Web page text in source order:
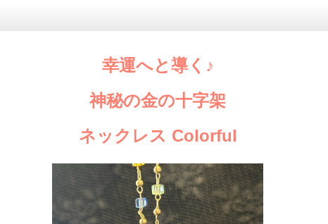
幸運へと導く♪
神秘の金の十字架
ネックレス Colorful